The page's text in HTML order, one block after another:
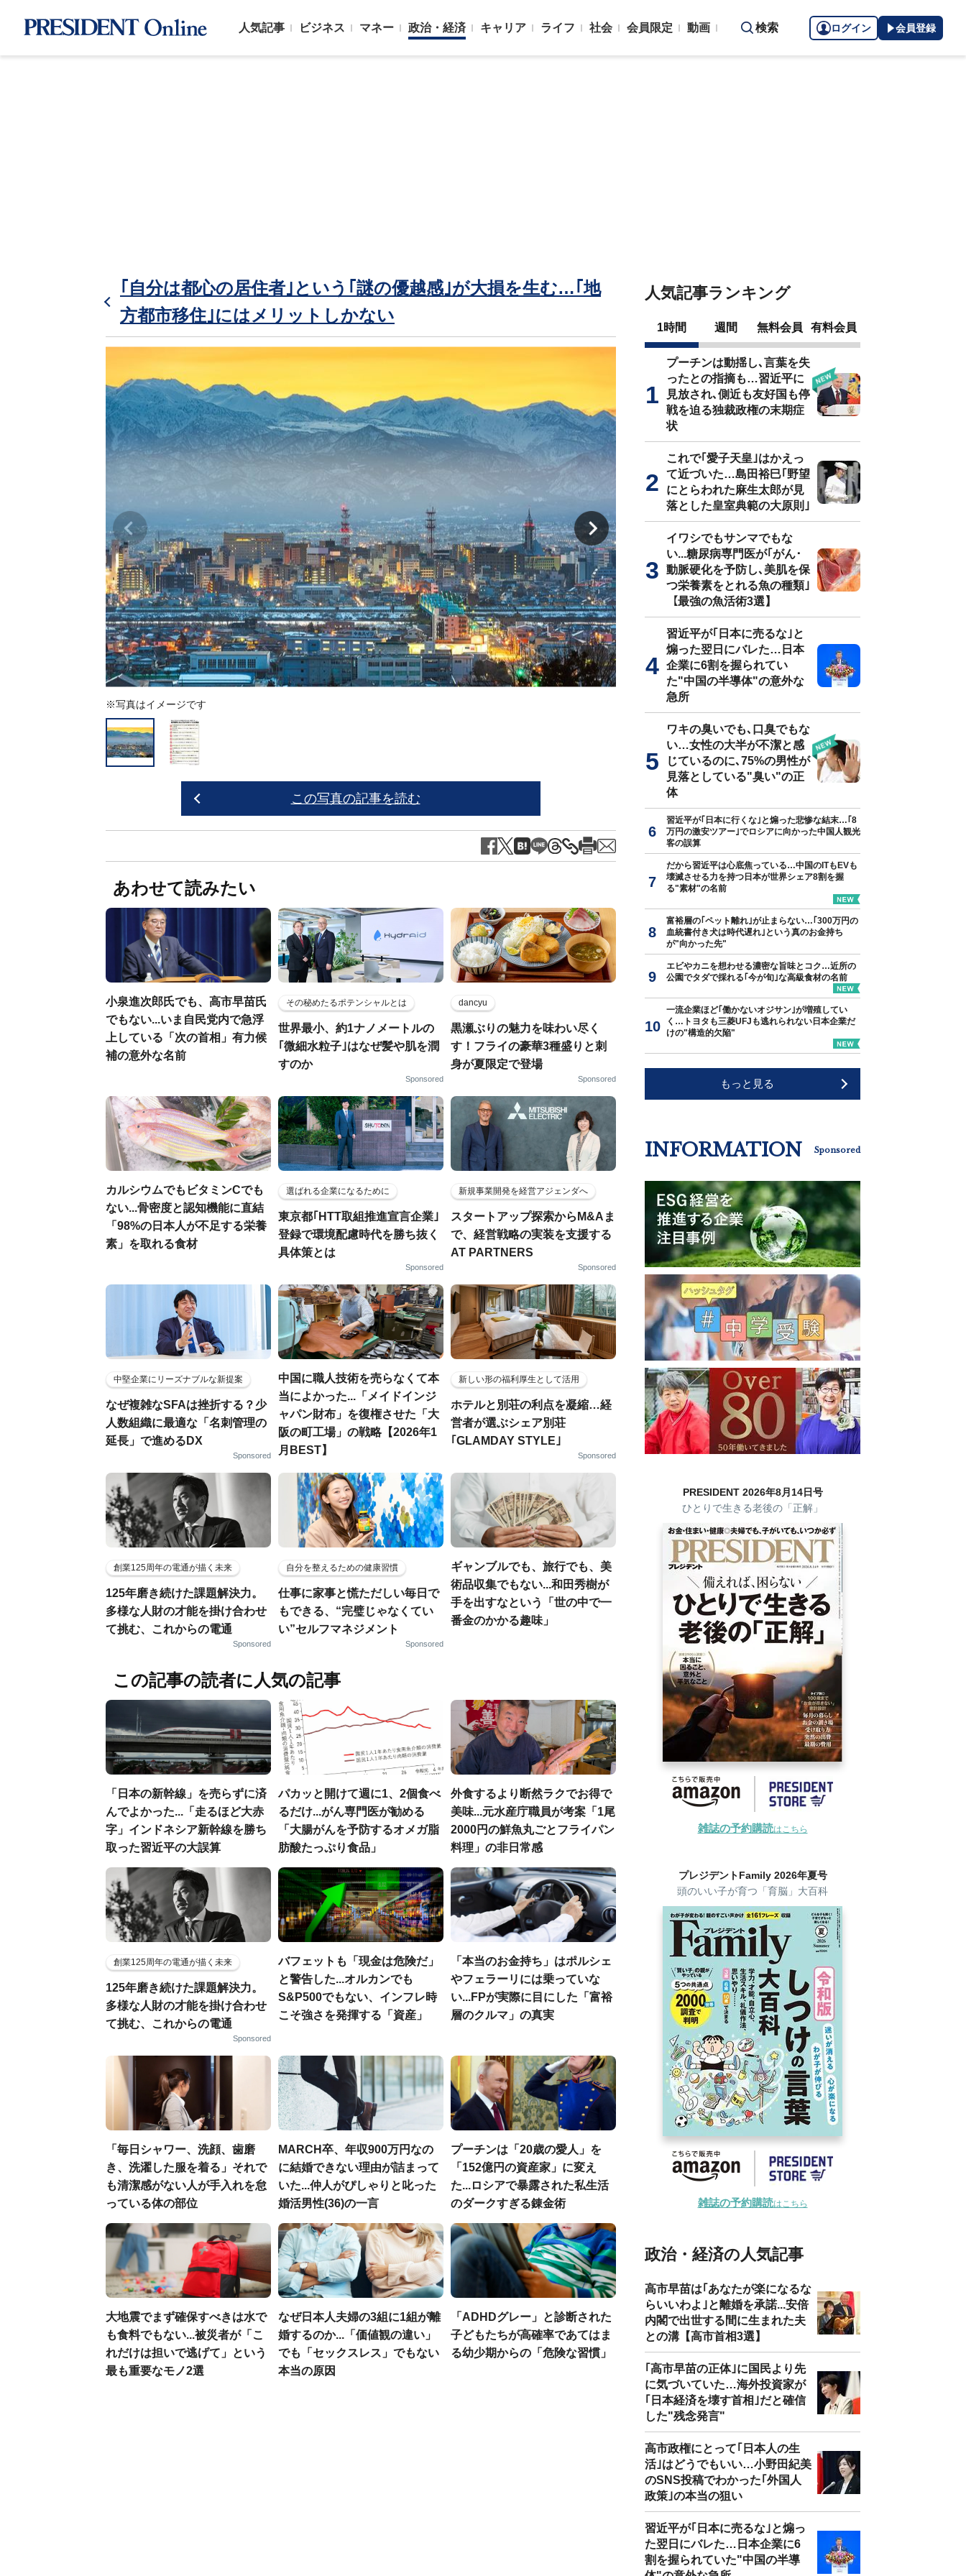
人気記事 ビジネス マネー 政治・経済 キャリア ライフ 社会 会員限定 動画 検索 ログイン 会員登録
｢自分は都心の居住者｣という｢謎の優越感｣が大損を生む…｢地
方都市移住｣にはメリットしかない
※写真はイメージです
この写真の記事を読む
あわせて読みたい
小泉進次郎氏でも、高市早苗氏
でもない...いま自民党内で急浮
上している「次の首相」有力候
補の意外な名前
その秘めたるポテンシャルとは
世界最小、約1ナノメートルの
｢微細水粒子｣はなぜ髪や肌を潤
すのか
Sponsored
dancyu
黒瀬ぶりの魅力を味わい尽く
す！フライの豪華3種盛りと刺
身が夏限定で登場
Sponsored
カルシウムでもビタミンCでも
ない...骨密度と認知機能に直結
「98%の日本人が不足する栄養
素」を取れる食材
選ばれる企業になるために
東京都｢HTT取組推進宣言企業｣
登録で環境配慮時代を勝ち抜く
具体策とは
Sponsored
新規事業開発を経営アジェンダへ
スタートアップ探索からM&Aま
で、経営戦略の実装を支援する
AT PARTNERS
Sponsored
中堅企業にリーズナブルな新提案
なぜ複雑なSFAは挫折する？少
人数組織に最適な「名刺管理の
延長」で進めるDX
Sponsored
中国に職人技術を売らなくて本
当によかった...「メイドインジ
ャパン財布」を復権させた「大
阪の町工場」の戦略【2026年1
月BEST】
新しい形の福利厚生として活用
ホテルと別荘の利点を凝縮…経
営者が選ぶシェア別荘
｢GLAMDAY STYLE｣
Sponsored
創業125周年の電通が描く未来
125年磨き続けた課題解決力。
多様な人財の才能を掛け合わせ
て挑む、これからの電通
Sponsored
自分を整えるための健康習慣
仕事に家事と慌ただしい毎日で
もできる、“完璧じゃなくてい
い”セルフマネジメント
Sponsored
ギャンブルでも、旅行でも、美
術品収集でもない...和田秀樹が
手を出すなという「世の中で一
番金のかかる趣味」
この記事の読者に人気の記事
「日本の新幹線」を売らずに済
んでよかった...「走るほど大赤
字」インドネシア新幹線を勝ち
取った習近平の大誤算
パカッと開けて週に1、2個食べ
るだけ...がん専門医が勧める
「大腸がんを予防するオメガ脂
肪酸たっぷり食品」
外食するより断然ラクでお得で
美味...元水産庁職員が考案「1尾
2000円の鮮魚丸ごとフライパン
料理」の非日常感
創業125周年の電通が描く未来
125年磨き続けた課題解決力。
多様な人財の才能を掛け合わせ
て挑む、これからの電通
Sponsored
バフェットも「現金は危険だ」
と警告した...オルカンでも
S&P500でもない、インフレ時
こそ強さを発揮する「資産」
「本当のお金持ち」はポルシェ
やフェラーリには乗っていな
い...FPが実際に目にした「富裕
層のクルマ」の真実
「毎日シャワー、洗顔、歯磨
き、洗濯した服を着る」それで
も清潔感がない人が手入れを怠
っている体の部位
MARCH卒、年収900万円なの
に結婚できない理由が詰まって
いた...仲人がぴしゃりと叱った
婚活男性(36)の一言
プーチンは「20歳の愛人」を
「152億円の資産家」に変え
た...ロシアで暴露された私生活
のダークすぎる錬金術
大地震でまず確保すべきは水で
も食料でもない...被災者が「こ
れだけは担いで逃げて」という
最も重要なモノ2選
なぜ日本人夫婦の3組に1組が離
婚するのか...「価値観の違い」
でも「セックスレス」でもない
本当の原因
「ADHDグレー」と診断された
子どもたちが高確率であてはま
る幼少期からの「危険な習慣」
人気記事ランキング
1時間 週間 無料会員 有料会員
プーチンは動揺し､言葉を失
ったとの指摘も…習近平に
見放され､側近も友好国も停
戦を迫る独裁政権の末期症
状
これで｢愛子天皇｣はかえっ
て近づいた…島田裕巳｢野望
にとらわれた麻生太郎が見
落とした皇室典範の大原則｣
イワシでもサンマでもな
い...糖尿病専門医が｢がん･
動脈硬化を予防し､美肌を保
つ栄養素をとれる魚の種類｣
【最強の魚活術3選】
習近平が｢日本に売るな｣と
煽った翌日にバレた…日本
企業に6割を握られてい
た"中国の半導体"の意外な
急所
ワキの臭いでも､口臭でもな
い…女性の大半が不潔と感
じているのに､75%の男性が
見落としている"臭い"の正
体
習近平が｢日本に行くな｣と煽った悲惨な結末…｢8
万円の激安ツアー｣でロシアに向かった中国人観光
客の誤算
だから習近平は心底焦っている…中国のITもEVも
壊滅させる力を持つ日本が世界シェア8割を握
る"素材"の名前
富裕層の｢ペット離れ｣が止まらない…｢300万円の
血統書付き犬は時代遅れ｣という真のお金持ち
が"向かった先"
エビやカニを想わせる濃密な旨味とコク…近所の
公園でタダで採れる｢今が旬｣な高級食材の名前
一流企業ほど｢働かないオジサン｣が増殖してい
く…トヨタも三菱UFJも逃れられない日本企業だ
けの"構造的欠陥"
もっと見る
INFORMATION Sponsored
PRESIDENT 2026年8月14日号
ひとりで生きる老後の「正解」
雑誌の予約購読はこちら
プレジデントFamily 2026年夏号
頭のいい子が育つ「育脳」大百科
雑誌の予約購読はこちら
政治・経済の人気記事
高市早苗は｢あなたが楽になるな
らいいわよ｣と離婚を承諾...安倍
内閣で出世する間に生まれた夫
との溝【高市首相3選】
｢高市早苗の正体｣に国民より先
に気づいていた…海外投資家が
｢日本経済を壊す首相｣だと確信
した"残念発言"
高市政権にとって｢日本人の生
活｣はどうでもいい…小野田紀美
のSNS投稿でわかった｢外国人
政策｣の本当の狙い
習近平が｢日本に売るな｣と煽っ
た翌日にバレた…日本企業に6
割を握られていた"中国の半導